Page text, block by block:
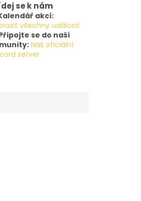
se k nám
akcí:
všechny události
se do naší
Náš oficiální
server